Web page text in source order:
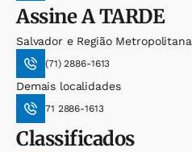
AssineA TARDE
Salvador e Região Metropolitana
(71) 2886-1613
Demais localidades
71 2886-1613
Classificados